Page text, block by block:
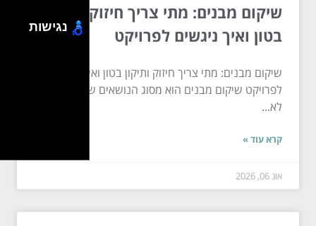
שיקום מבנים: מתי צריך חיזוק ותיקון
בטון ואיך ניגשים לפרויקט
שיקום מבנים: מתי צריך חיזוק ותיקון בטון ואיך ניגשים
לפרויקט שיקום מבנים הוא מסוג הנושאים שאף אחד
לא...
קרא עוד »
אוג 06, 2026
נגישות